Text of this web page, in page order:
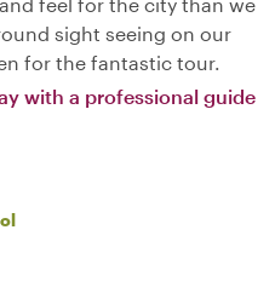
sight seeing on our
for the fantastic tour.
with a professional guide